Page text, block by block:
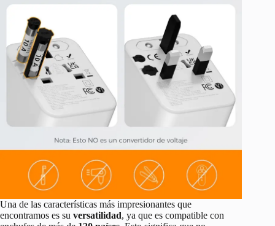
Una de las características más impresionantes que
encontramos es su versatilidad, ya que es compatible con